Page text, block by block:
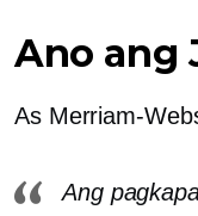
Ano ang
As Merriam-
Ang